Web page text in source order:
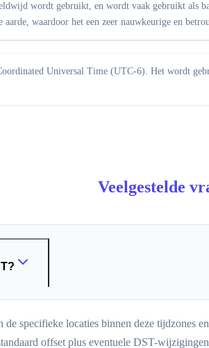
wordt gebruikt, en wordt vaak gebruikt als
waardoor het een zeer nauwkeurige en
Universal Time (UTC-6). Het wordt
Veelgestelde
specifieke locaties binnen deze tijdzones
offset plus eventuele DST-